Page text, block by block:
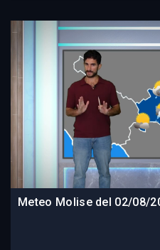
Meteo Molise del 02/08/